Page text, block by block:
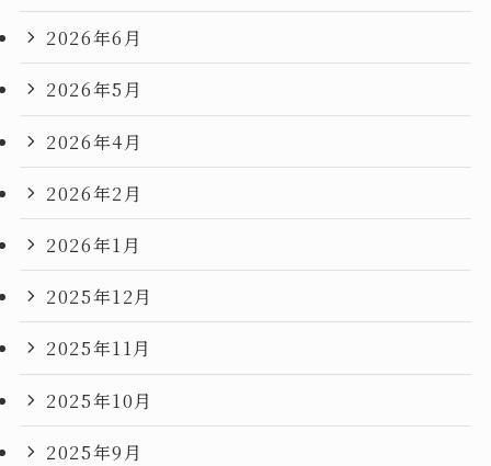
2026年6月
2026年5月
2026年4月
2026年2月
2026年1月
2025年12月
2025年11月
2025年10月
2025年9月